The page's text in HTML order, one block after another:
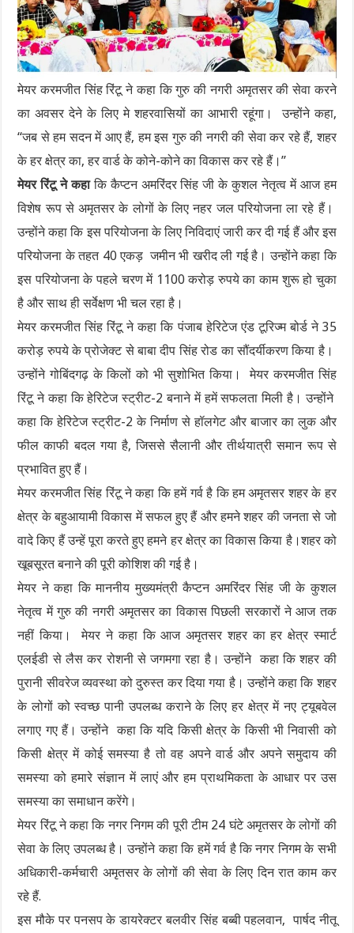
मेयर करमजीत सिंह रिंटू ने कहा कि गुरु की नगरी अमृतसर की सेवा करने
का अवसर देने के लिए मे शहरवासियों का आभारी रहूंगा। उन्होंने कहा,
“जब से हम सदन में आए हैं, हम इस गुरु की नगरी की सेवा कर रहे हैं, शहर
के हर क्षेत्र का, हर वार्ड के कोने-कोने का विकास कर रहे हैं।”
मेयर रिंटू ने कहाकि कैप्टन अमरिंदर सिंह जी के कुशल नेतृत्व में आज हम
विशेष रूप से अमृतसर के लोगों के लिए नहर जल परियोजना ला रहे हैं।
उन्होंने कहा कि इस परियोजना के लिए निविदाएं जारी कर दी गई हैं और इस
परियोजना के तहत 40 एकड़ जमीन भी खरीद ली गई है। उन्होंने कहा कि
इस परियोजना के पहले चरण में 1100 करोड़ रुपये का काम शुरू हो चुका
है और साथ ही सर्वेक्षण भी चल रहा है।
मेयर करमजीत सिंह रिंटू ने कहा कि पंजाब हेरिटेज एंड टूरिज्म बोर्ड ने 35
करोड़ रुपये के प्रोजेक्ट से बाबा दीप सिंह रोड का सौंदर्यीकरण किया है।
उन्होंने गोबिंदगढ़ के किलों को भी सुशोभित किया। मेयर करमजीत सिंह
रिंटू ने कहा कि हेरिटेज स्ट्रीट-2 बनाने में हमें सफलता मिली है। उन्होंने
कहा कि हेरिटेज स्ट्रीट-2 के निर्माण से हॉलगेट और बाजार का लुक और
फील काफी बदल गया है, जिससे सैलानी और तीर्थयात्री समान रूप से
प्रभावित हुए हैं।
मेयर करमजीत सिंह रिंटू ने कहा कि हमें गर्व है कि हम अमृतसर शहर के हर
क्षेत्र के बहुआयामी विकास में सफल हुए हैं और हमने शहर की जनता से जो
वादे किए हैं उन्हें पूरा करते हुए हमने हर क्षेत्र का विकास किया है।शहर को
खूबसूरत बनाने की पूरी कोशिश की गई है।
मेयर ने कहा कि माननीय मुख्यमंत्री कैप्टन अमरिंदर सिंह जी के कुशल
नेतृत्व में गुरु की नगरी अमृतसर का विकास पिछली सरकारों ने आज तक
नहीं किया। मेयर ने कहा कि आज अमृतसर शहर का हर क्षेत्र स्मार्ट
एलईडी से लैस कर रोशनी से जगमगा रहा है। उन्होंने कहा कि शहर की
पुरानी सीवरेज व्यवस्था को दुरुस्त कर दिया गया है। उन्होंने कहा कि शहर
के लोगों को स्वच्छ पानी उपलब्ध कराने के लिए हर क्षेत्र में नए ट्यूबवेल
लगाए गए हैं। उन्होंने कहा कि यदि किसी क्षेत्र के किसी भी निवासी को
किसी क्षेत्र में कोई समस्या है तो वह अपने वार्ड और अपने समुदाय की
समस्या को हमारे संज्ञान में लाएं और हम प्राथमिकता के आधार पर उस
समस्या का समाधान करेंगे।
मेयर रिंटू ने कहा कि नगर निगम की पूरी टीम 24 घंटे अमृतसर के लोगों की
सेवा के लिए उपलब्ध है। उन्होंने कहा कि हमें गर्व है कि नगर निगम के सभी
अधिकारी-कर्मचारी अमृतसर के लोगों की सेवा के लिए दिन रात काम कर
रहे हैं.
इस मौके पर पनसप के डायरेक्टर बलवीर सिंह बब्बी पहलवान, पार्षद नीतू